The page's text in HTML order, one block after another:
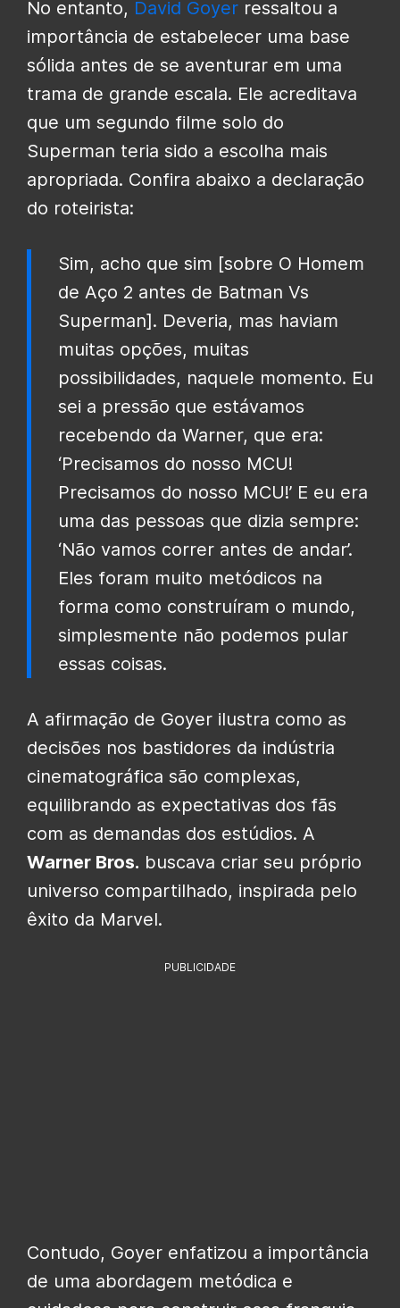
No entanto, David Goyer ressaltou a
importância de estabelecer uma base
sólida antes de se aventurar em uma
trama de grande escala. Ele acreditava
que um segundo filme solo do
Superman teria sido a escolha mais
apropriada. Confira abaixo a declaração
do roteirista:
Sim, acho que sim [sobre O Homem
de Aço 2 antes de Batman Vs
Superman]. Deveria, mas haviam
muitas opções, muitas
possibilidades, naquele momento. Eu
sei a pressão que estávamos
recebendo da Warner, que era:
‘Precisamos do nosso MCU!
Precisamos do nosso MCU!’ E eu era
uma das pessoas que dizia sempre:
‘Não vamos correr antes de andar’.
Eles foram muito metódicos na
forma como construíram o mundo,
simplesmente não podemos pular
essas coisas.
A afirmação de Goyer ilustra como as
decisões nos bastidores da indústria
cinematográfica são complexas,
equilibrando as expectativas dos fãs
com as demandas dos estúdios. A
Warner Bros. buscava criar seu próprio
universo compartilhado, inspirada pelo
êxito da Marvel.
PUBLICIDADE
Contudo, Goyer enfatizou a importância
de uma abordagem metódica e